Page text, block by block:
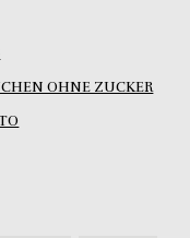
OHNE ZUCKER